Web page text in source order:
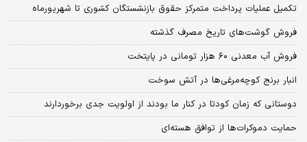
تکمیل عملیات پرداخت متمرکز حقوق بازنشستگان کشوری تا شهریورماه
فروش گوشت‌های تاریخ مصرف گذشته
فروش آب معدنی ۶۰ هزار تومانی در پایتخت
انبار برنج کوچه‌مرغی‌ها در آتش سوخت
دوستانی که زمان کودتا در کنار ما بودند از اولویت جدی برخوردارند
حمایت دموکرات‌ها از توافق هسته‌ای